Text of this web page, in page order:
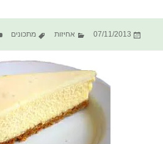
פורסם
07/11/2013 קטגוריות
אחיזות תגיות
מתכונים